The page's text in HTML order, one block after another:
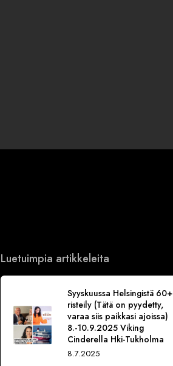
Luetuimpia artikkeleita
Syyskuussa Helsingistä 60+
risteily (Tätä on pyydetty,
varaa siis paikkasi ajoissa)
8.-10.9.2025 Viking
Cinderella Hki-Tukholma
8.7.2025